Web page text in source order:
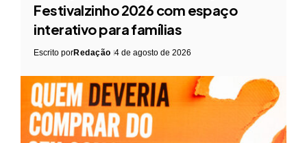
Festivalzinho 2026 com espaço
interativo para famílias
Escrito porRedação 4 de agosto de 2026